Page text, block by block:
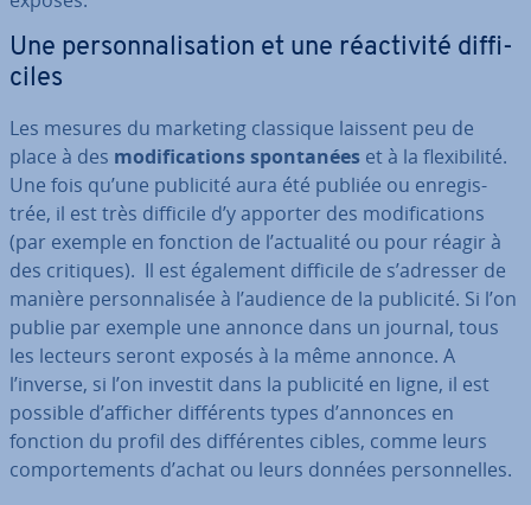
Une per­son­na­li­sa­tion et une réac­ti­vité dif­fi­
ciles
Les mesures du marketing classique laissent peu de
place à des mo­di­fi­ca­tions spon­ta­nées et à la flexi­bi­lité.
Une fois qu’une publicité aura été publiée ou en­re­gis­
trée, il est très difficile d’y apporter des mo­di­fi­ca­tions
(par exemple en fonction de l’actualité ou pour réagir à
des critiques). Il est également difficile de s’adresser de
manière per­son­na­li­sée à l’audience de la publicité. Si l’on
publie par exemple une annonce dans un journal, tous
les lecteurs seront exposés à la même annonce. A
l’inverse, si l’on investit dans la publicité en ligne, il est
possible d’afficher dif­fé­rents types d’annonces en
fonction du profil des dif­fé­rentes cibles, comme leurs
com­por­te­ments d’achat ou leurs données per­son­nelles.